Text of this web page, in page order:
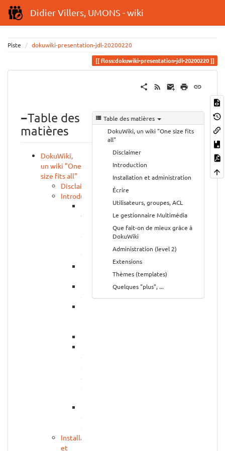
Didier Villers, UMONS - wiki
Piste
dokuwiki-presentation-jdl-20200220
floss:dokuwiki-presentation-jdl-20200220
Table des matières
DokuWiki, un wiki "One size fits
all"
Disclaimer
Introduction
Installation et administration
Écrire
Utilisateurs, groupes, ACL
Le gestionnaire Multimédia
Que fait-on de mieux grâce à
DokuWiki
Administration (level 2)
Extensions
Thèmes (templates)
Quelques "plus", ...
−Table des
matières
DokuWiki,
un wiki "One
size fits all"
Disclaimer
Introduction
wiki,
quoi
?
concurrents
comme
alternative
à
d'autres
de
sites
Installation
et